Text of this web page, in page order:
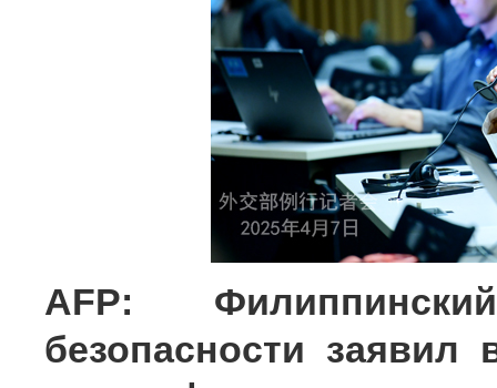
AFP:
безопасности